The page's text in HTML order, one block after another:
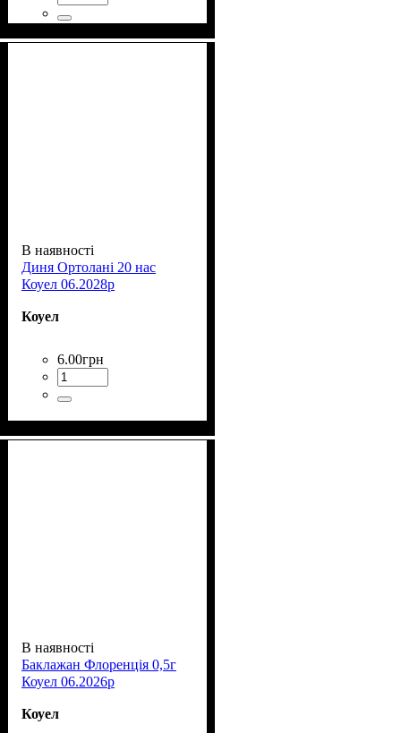
В наявності
Диня Ортолані 20 нас
Коуел 06.2028р
Коуел
6.00грн
В наявності
Баклажан Флоренція 0,5г
Коуел 06.2026р
Коуел